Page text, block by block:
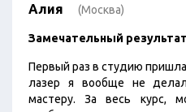
Алия (Москва)
Замечательный результат
Первый раз в студию
лазер я вообще не
мастеру. За весь курс,